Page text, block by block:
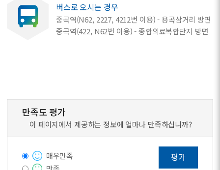
버스로 오시는 경우
중곡역(N62, 2227, 4212번 이용) - 용곡삼거리 방면
중곡역(422, N62번 이용) - 종합의료복합단지 방면
만족도 평가
이 페이지에서 제공하는 정보에 얼마나 만족하십니까?
매우만족
평가